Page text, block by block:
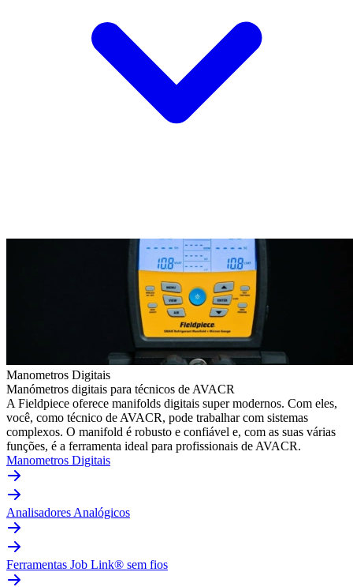
Manometros Digitais
Manómetros digitais para técnicos de AVACR
A Fieldpiece oferece manifolds digitais super modernos. Com eles,
você, como técnico de AVACR, pode trabalhar com sistemas
complexos. O manifold é robusto e confiável e, com as suas várias
funções, é a ferramenta ideal para profissionais de AVACR.
Manometros Digitais
Analisadores Analógicos
Ferramentas Job Link® sem fios